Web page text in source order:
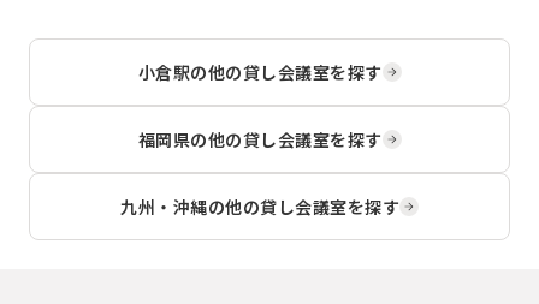
小倉駅の他の貸し会議室を探す
福岡県の他の貸し会議室を探す
九州・沖縄の他の貸し会議室を探す